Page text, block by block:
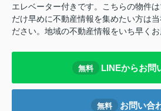
エレベーター付きです。こちらの物件
だけ早めに不動産情報を集めたい方は
ださい。地域の不動産情報をいち早くお
無料 LINEからお問
無料 お問い合